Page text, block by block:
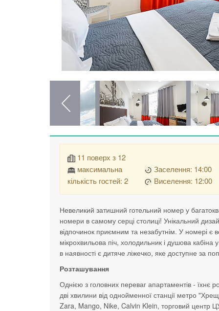
11 поверх з 12
максимальна
кількість гостей: 2
Заселення: 14:00
Виселення: 12:00
Невеликий затишний готельний номер у
номери в самому серці столиці! Унікальний
відпочинок приємним та незабутнім. У номері
мікрохвильова піч, холодильник і душова
в наявності є дитяче ліжечко, яке доступне за
Розташування
Однією з головних переваг апартаментів -
дві хвилини від однойменної станції метро
Zara, Mango, Nike, Calvin Klein, торговий центр